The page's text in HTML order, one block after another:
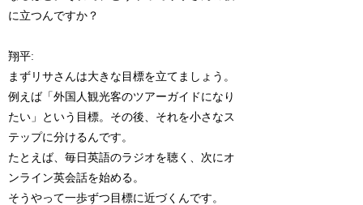
に立つんですか？
翔平:
まずリサさんは大きな目標を立てましょう。
例えば「外国人観光客のツアーガイドになり
たい」という目標。その後、それを小さなス
テップに分けるんです。
たとえば、毎日英語のラジオを聴く、次にオ
ンライン英会話を始める。
そうやって一歩ずつ目標に近づくんです。